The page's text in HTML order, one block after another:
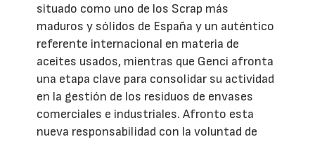
situado como uno de los Scrap más
maduros y sólidos de España y un auténtico
referente internacional en materia de
aceites usados, mientras que Genci afronta
una etapa clave para consolidar su actividad
en la gestión de los residuos de envases
comerciales e industriales. Afronto esta
nueva responsabilidad con la voluntad de